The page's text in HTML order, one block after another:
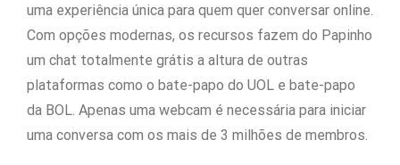
uma experiência única para quem quer conversar online.
Com opções modernas, os recursos fazem do Papinho
um chat totalmente grátis a altura de outras
plataformas como o bate-papo do UOL e bate-papo
da BOL. Apenas uma webcam é necessária para iniciar
uma conversa com os mais de 3 milhões de membros.